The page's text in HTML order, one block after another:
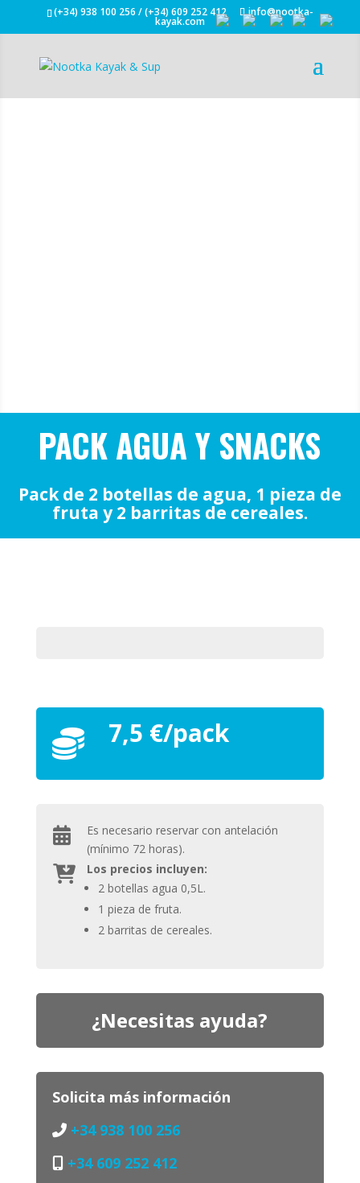
(+34) 938 100 256 / (+34) 609 252 412 info@nootka-
kayak.com
PACK AGUA Y SNACKS
Pack de 2 botellas de agua, 1 pieza de
fruta y 2 barritas de cereales.
7,5 €/pack
Es necesario reservar con antelación
(mínimo 72 horas).
Los precios incluyen:
2 botellas agua 0,5L.
1 pieza de fruta.
2 barritas de cereales.
¿Necesitas ayuda?
Solicita más información
+34 938 100 256
+34 609 252 412